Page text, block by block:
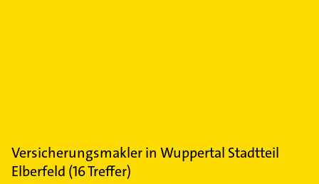
Versicherungsmaklerin Wuppertal Stadtteil
Elberfeld (16Treffer)